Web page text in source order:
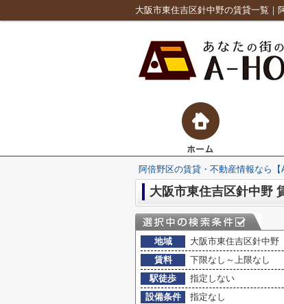
大阪市東住吉区針中野の賃貸一覧｜
阿倍野区の賃貸・不動産情報なら【
大阪市東住吉区針中野
地域
大阪市東住吉区針中野
賃料
下限なし～上限なし
駅徒歩
指定しない
設備条件
指定なし